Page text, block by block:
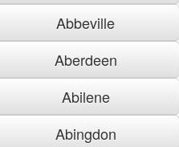
Abbeville
Aberdeen
Abilene
Abingdon